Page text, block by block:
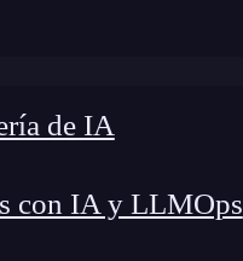
de IA
con IA y LLMOps